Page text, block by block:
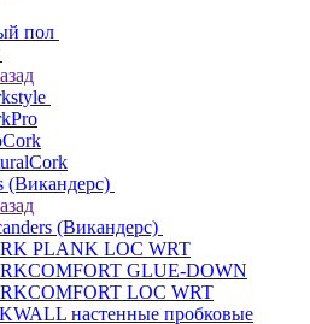
пол
(Викандерс)
(Викандерс)
PLANK LOC WRT
GLUE-DOWN
LOC WRT
настенные пробковые